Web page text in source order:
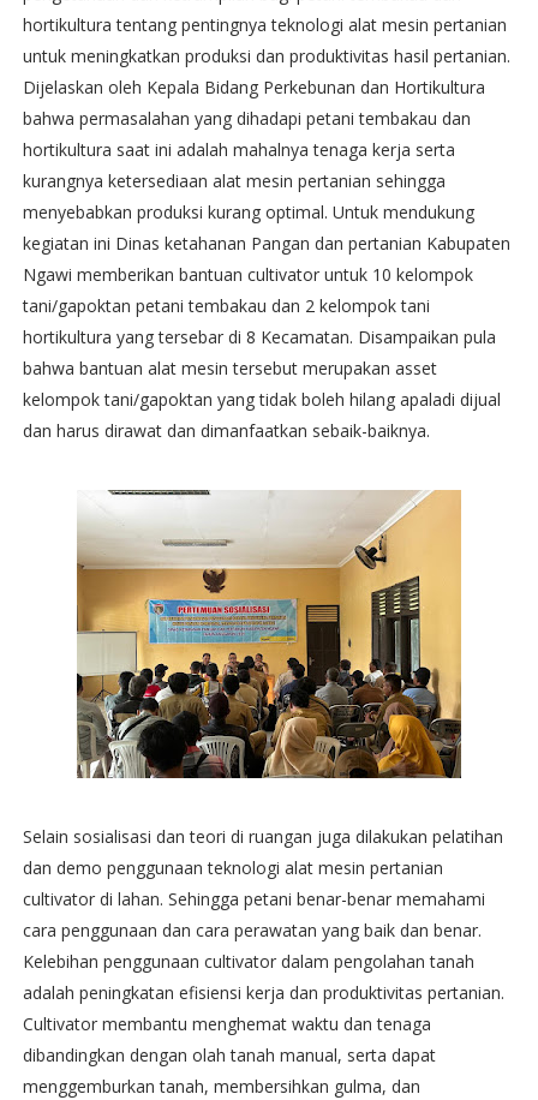
hortikultura tentang pentingnya teknologi alat mesin pertanian
untuk meningkatkan produksi dan produktivitas hasil pertanian.
Dijelaskan oleh Kepala Bidang Perkebunan dan Hortikultura
bahwa permasalahan yang dihadapi petani tembakau dan
hortikultura saat ini adalah mahalnya tenaga kerja serta
kurangnya ketersediaan alat mesin pertanian sehingga
menyebabkan produksi kurang optimal. Untuk mendukung
kegiatan ini Dinas ketahanan Pangan dan pertanian Kabupaten
Ngawi memberikan bantuan cultivator untuk 10 kelompok
tani/gapoktan petani tembakau dan 2 kelompok tani
hortikultura yang tersebar di 8 Kecamatan. Disampaikan pula
bahwa bantuan alat mesin tersebut merupakan asset
kelompok tani/gapoktan yang tidak boleh hilang apaladi dijual
dan harus dirawat dan dimanfaatkan sebaik-baiknya.
Selain sosialisasi dan teori di ruangan juga dilakukan pelatihan
dan demo penggunaan teknologi alat mesin pertanian
cultivator di lahan. Sehingga petani benar-benar memahami
cara penggunaan dan cara perawatan yang baik dan benar.
Kelebihan penggunaan cultivator dalam pengolahan tanah
adalah peningkatan efisiensi kerja dan produktivitas pertanian.
Cultivator membantu menghemat waktu dan tenaga
dibandingkan dengan olah tanah manual, serta dapat
menggemburkan tanah, membersihkan gulma, dan